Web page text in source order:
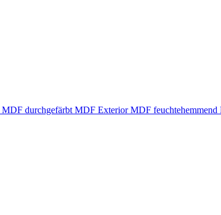
MDF durchgefärbt MDF Exterior MDF feuchtehemmend